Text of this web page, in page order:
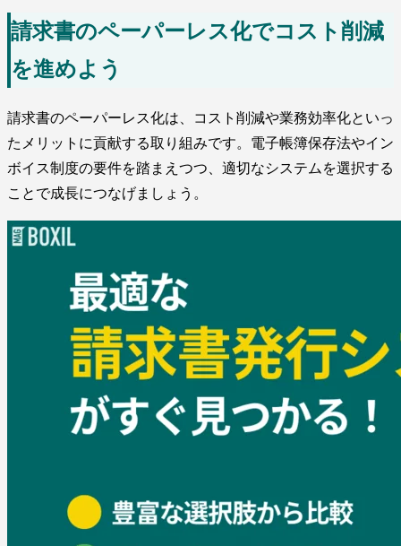
請求書のペーパーレス化でコスト削減
を進めよう
請求書のペーパーレス化は、コスト削減や業務効率化といっ
たメリットに貢献する取り組みです。電子帳簿保存法やイン
ボイス制度の要件を踏まえつつ、適切なシステムを選択する
ことで成長につなげましょう。